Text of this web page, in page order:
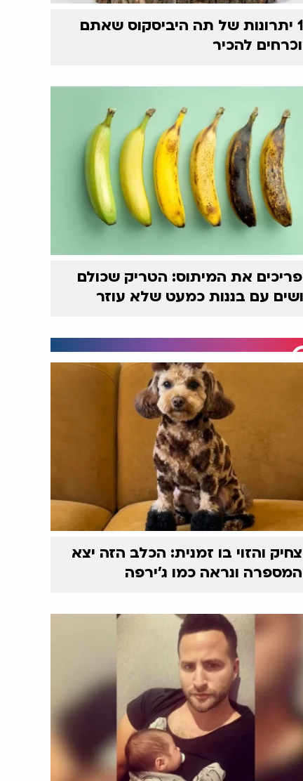
10 יתרונות של תה היביסקוס שאתם
להכיר
את המיתוס: הטריק שכולם
עם בננות כמעט שלא עוזר
והזוי בו זמנית: הכלב הזה יצא
ונראה כמו ג'ירפה